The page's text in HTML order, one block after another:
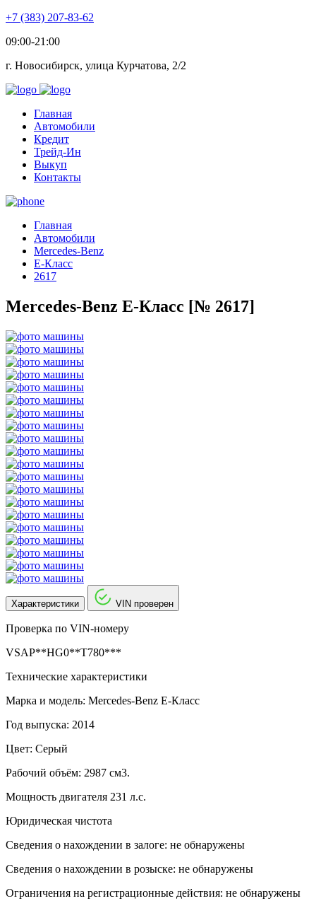
+7 (383) 207-83-62
09:00-21:00
г. Новосибирск, улица Курчатова, 2/2
Главная
Автомобили
Кредит
Трейд-Ин
Выкуп
Контакты
Главная
Автомобили
Mercedes-Benz
E-Класс
2617
Mercedes-Benz E-Класс [№ 2617]
Характеристики VIN проверен
Проверка по VIN-номеру
VSAP**HG0**T780***
Технические характеристики
Марка и модель: Mercedes-Benz E-Класс
Год выпуска: 2014
Цвет: Серый
Рабочий объём: 2987 см3.
Мощность двигателя 231 л.с.
Юридическая чистота
Сведения о нахождении в залоге: не обнаружены
Сведения о нахождении в розыске: не обнаружены
Ограничения на регистрационные действия: не обнаружены